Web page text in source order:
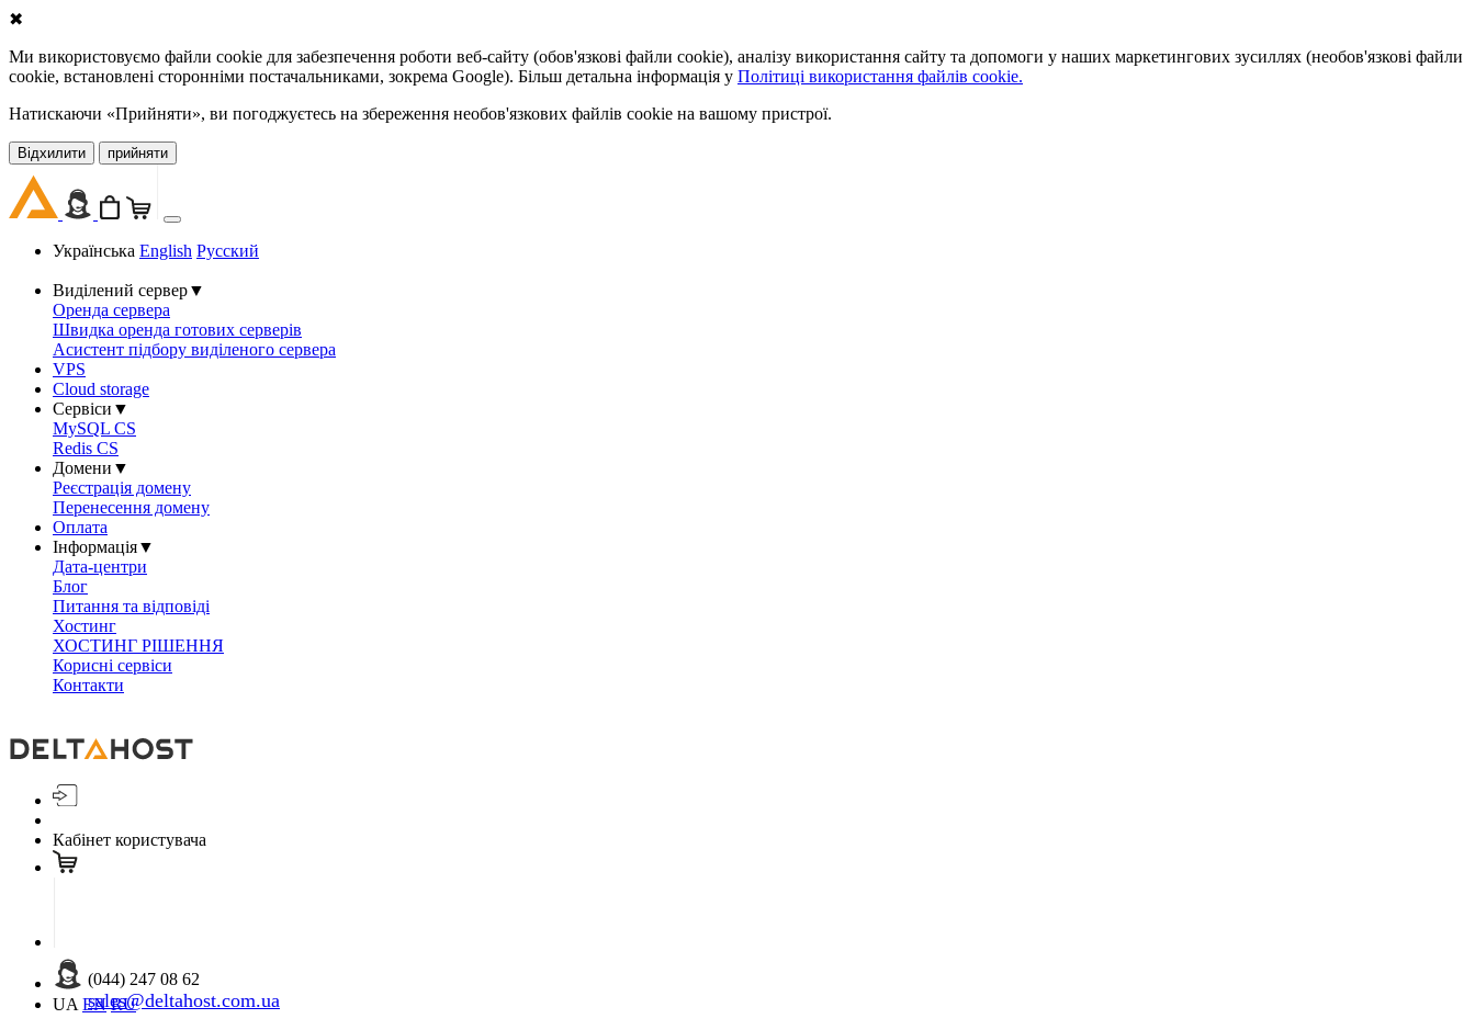
✖
Ми використовуємо файли cookie для забезпечення роботи веб-сайту (обов'язкові файли cookie), аналізу використання сайту та допомоги у наших маркетингових зусиллях (необов'язкові файли
cookie, встановлені сторонніми постачальниками, зокрема Google). Більш детальна інформація у Політиці використання файлів cookie.
Натискаючи «Прийняти», ви погоджуєтесь на збереження необов'язкових файлів cookie на вашому пристрої.
Відхилити прийняти
Українська English Русский
Виділений сервер▼
Оренда сервера
Швидка оренда готових серверів
Асистент підбору виділеного сервера
VPS
Cloud storage
Сервіси ▼
MySQL CS
Redis CS
Домени ▼
Реєстрація домену
Перенесення домену
Оплата
Інформація▼
Дата-центри
Блог
Питання та відповіді
Хостинг
ХОСТИНГ РІШЕННЯ
Корисні сервіси
Контакти
Кабінет користувача
(044) 247 08 62
sales@deltahost.com.ua
UA EN RU